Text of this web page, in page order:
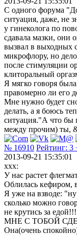
С одного форума
ситуация, даже, не
у гинеколога по
сдавала мазки, они
вызвал в выходных
микрофлору, но
после стимуляции
клиторальный
Я мягко говоря
правомерно ли его
Мне нужно будет
делать, а я боюсь
ситуация."А что бы
между прочим) ты,
№ 16910 Рейтинг: 3
2013-09-21 15:35:01
xxx:
У нас растет
Облилась
Я уже на взводе:
сколько можно
не крутись за
МНЕ С ТОБОЙ
Она(очень